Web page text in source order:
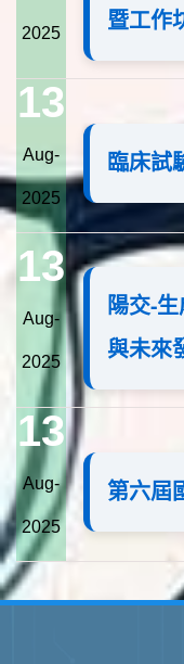
2025
暨工作
13
Aug-
2025
臨床試
13
Aug-
2025
陽交-
與未來
13
Aug-
2025
第六屆